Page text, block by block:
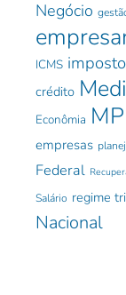
Negócio
ICMS
crédito
Econômia MP
empresas
Federal
Salário regime
Nacional